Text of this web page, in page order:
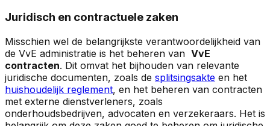
Juridisch en contractuele zaken
Misschien wel de belangrijkste verantwoordelijkheid van
de VvE administratie is het beheren van VvE
contracten. Dit omvat het bijhouden van relevante
juridische documenten, zoals de splitsingsakte en het
huishoudelijk reglement, en het beheren van contracten
met externe dienstverleners, zoals
onderhoudsbedrijven, advocaten en verzekeraars. Het is